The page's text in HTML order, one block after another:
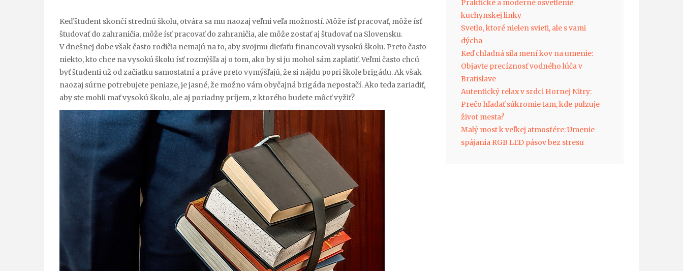
Keď študent skončí strednú školu, otvára sa mu naozaj veľmi veľa možností. Môže ísť pracovať, môže ísť
študovať do zahraničia, môže ísť pracovať do zahraničia, ale môže zostať aj študovať na Slovensku.
V dnešnej dobe však často rodičia nemajú na to, aby svojmu dieťaťu financovali vysokú školu. Preto často
niekto, kto chce na vysokú školu ísť rozmýšľa aj o tom, ako by si ju mohol sám zaplatiť. Veľmi často chcú
byť študenti už od začiatku samostatní a práve preto vymýšľajú, že si nájdu popri škole brigádu. Ak však
naozaj súrne potrebujete peniaze, je jasné, že možno vám obyčajná brigáda nepostačí. Ako teda zariadiť,
aby ste mohli mať vysokú školu, ale aj poriadny príjem, z ktorého budete môcť vyžiť?
Praktické a moderné osvetlenie
kuchynskej linky
Svetlo, ktoré nielen svieti, ale s vami
dýcha
Keď chladná sila mení kov na umenie:
Objavte precíznosť vodného lúča v
Bratislave
Autentický relax v srdci Hornej Nitry:
Prečo hľadať súkromie tam, kde pulzuje
život mesta?
Malý most k veľkej atmosfére: Umenie
spájania RGB LED pásov bez stresu